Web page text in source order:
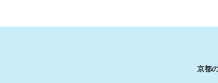
京都